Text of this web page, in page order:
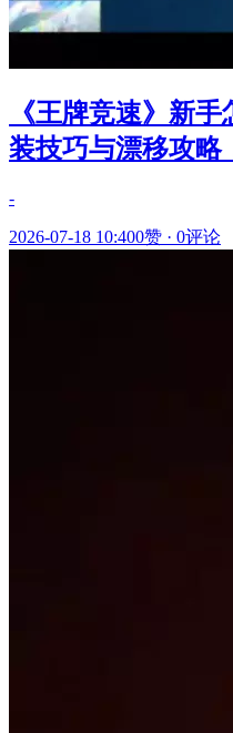
《王牌竞速》新
装技巧与漂移攻略
-
2026-07-18 10:400赞 · 0评论